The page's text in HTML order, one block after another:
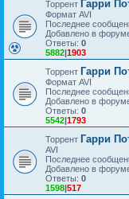
Торрент Гарри
Формат AVI
Последнее
Добавлено в
Ответы: 0
5882|1903
Торрент Гарри
Формат AVI
Последнее
Добавлено в
Ответы: 0
5542|1793
Торрент Гарри
AVI
Последнее
Добавлено в
Ответы: 0
1598|517